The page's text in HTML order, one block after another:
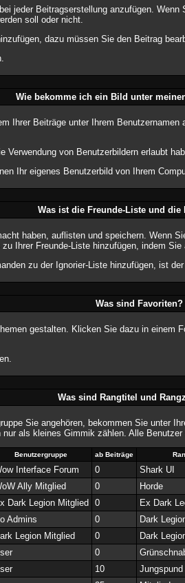
jeder Beitragserstellung anzufügen.
soll oder nicht.
dazu müssen Sie den Beitrag
Wie bekomme ich ein Bild unter
Ihrer Beiträge unter Ihrem
von Benutzerbildern erlaubt
Ihr eigenes Benutzerbild von Ihrem
Was ist die Freunde-Liste und
haben, auflisten und speichern. Wenn
Ihrer Freunde-Liste hinzufügen, indem
zu der Ignorier-Liste hinzufügen, ist
Was sind Favoriten?
gestalten. Klicken Sie dazu in
Was sind Rangtitel und
Sie angehören, bekommen Sie unter
als kleines Gimmik zählen. Alle
Benutzergruppe ab Beiträge
Interface Forum 0
Shark UI
Ally Mitglied
0
Horde
Dark Legion Mitglied
0
Ex Dark
Admins
0
Dark
Legion Mitglied
0
Dark
0
10
Jungspund